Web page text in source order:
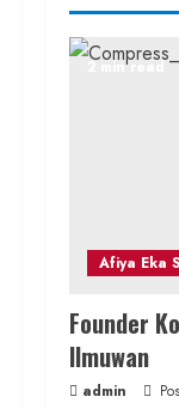
2 min read
Afiya Eka
Founder
Ilmuwan
admin